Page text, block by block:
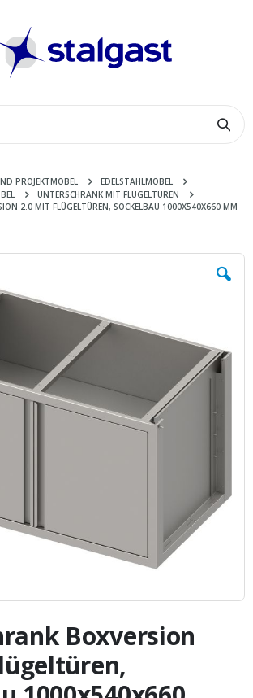
PROJEKTMÖBEL
EDELSTAHLMÖBEL
UNTERSCHRANK MIT FLÜGELTÜREN
2.0 MIT FLÜGELTÜREN, SOCKELBAU 1000X540X660 MM
Boxversion